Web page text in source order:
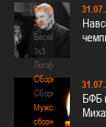
Баскетбол
3х3
Баскетбол
3х3
Лого[modid=121]
Сборные
Сборные
Мужские
сборные
БФБ